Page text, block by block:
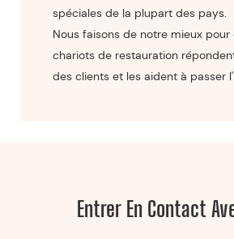
spéciales de la plupart des pays.
Nous faisons de notre mieux pour
chariots de restauration
des clients et les aident à passer
Entrer En Contact